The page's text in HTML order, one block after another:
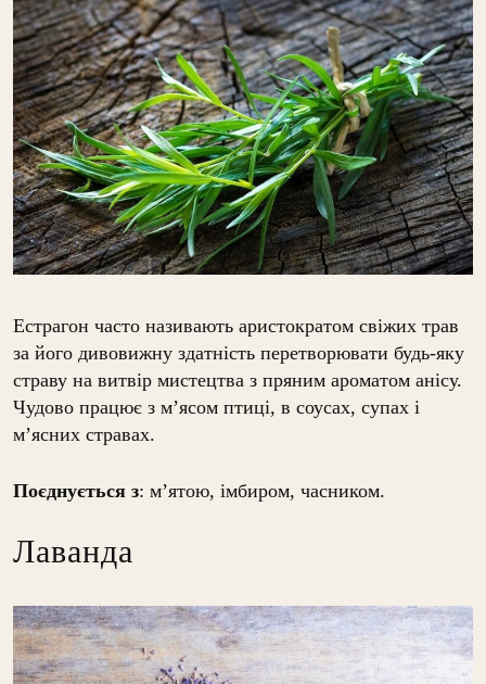
Естрагон часто називають аристократом свіжих трав
за його дивовижну здатність перетворювати будь-яку
страву на витвір мистецтва з пряним ароматом анісу.
Чудово працює з м’ясом птиці, в соусах, супах і
м’ясних стравах.
Поєднується з: м’ятою, імбиром, часником.
Лаванда